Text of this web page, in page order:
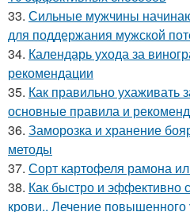
33. Сильные мужчины
для поддержания мужской
34. Календарь ухода за
рекомендации
35. Как правильно ухаживать
основные правила и
36. Заморозка и хранение
методы
37. Сорт картофеля рамона
38. Как быстро и эффективно
крови.. Лечение повышенного